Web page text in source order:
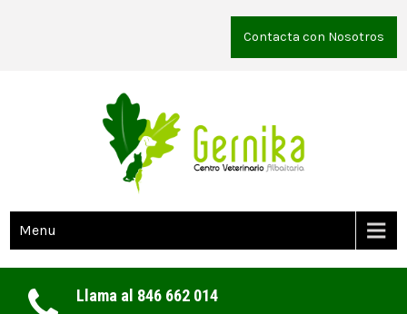
Contacta con Nosotros
Menu
Llama al 846 662 014